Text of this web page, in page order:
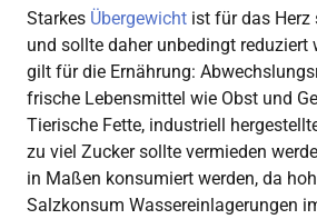
Starkes Übergewicht ist für das Herz
und sollte daher unbedingt reduziert
gilt für die Ernährung:
frische Lebensmittel wie Obst und
Tierische Fette, industriell
zu viel Zucker sollte vermieden
in Maßen konsumiert werden, da
Salzkonsum Wassereinlagerungen